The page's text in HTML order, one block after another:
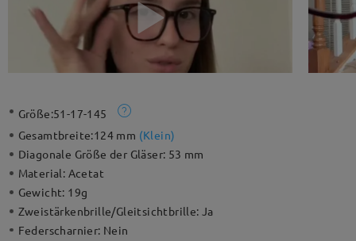
Größe:51-17-145
Gesamtbreite:124 mm (Klein)
Diagonale Größe der Gläser: 53 mm
Material: Acetat
Gewicht: 19g
Zweistärkenbrille/Gleitsichtbrille:Ja
Federscharnier: Nein